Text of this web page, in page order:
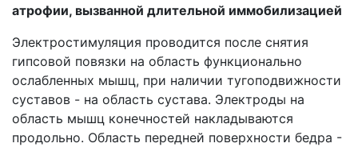
атрофии, вызванной длительной иммобилизацией
Электростимуляция проводится после снятия
гипсовой повязки на область функционально
ослабленных мышц, при наличии тугоподвижности
суставов - на область сустава. Электроды на
область мышц конечностей накладываются
продольно. Область передней поверхности бедра -